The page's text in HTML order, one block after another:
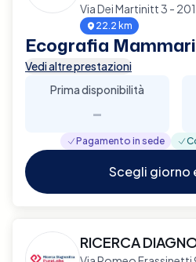
Via Dei Martinitt 3 -
22.2 km
Ecografia
Vedi altre prestazioni
Prima disponibilità
-
Pagamento in sede
Scegli giorno
RICERCA